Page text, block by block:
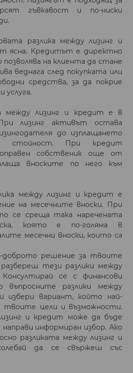
гъвкавост и по-ниски
разлика между лизинг и
ясна. Кредитът е директно
на клиента да стане
веднага след покупката или
средства, за да покрие
услуга.
между лизинг и кредит е в
лизинг активът остава
до изплащането
стойност. При кредит
собственик още от
вноските по него към
между лизинг и кредит е
на месечните вноски. При
се среща така наречената
която е по-голяма в
месечни вноски, които са
доброто решение за твоите
тези разлики между
се с финансови
въпросните разлики между
избери вариант, който най-
твоите цели и възможности.
и кредит може да бъде
информиран избор. Ако
разликата между лизинг и
да се свържеш със